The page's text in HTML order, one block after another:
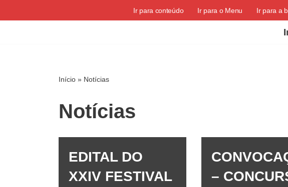
Ir para conteúdo Ir para o Menu Ir para a
Início » Notícias
Notícias
EDITAL DO
XXIV FESTIVAL
–